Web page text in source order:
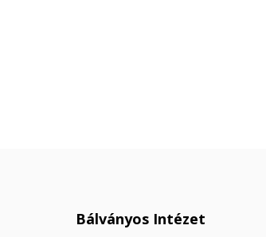
Bálványos Intézet